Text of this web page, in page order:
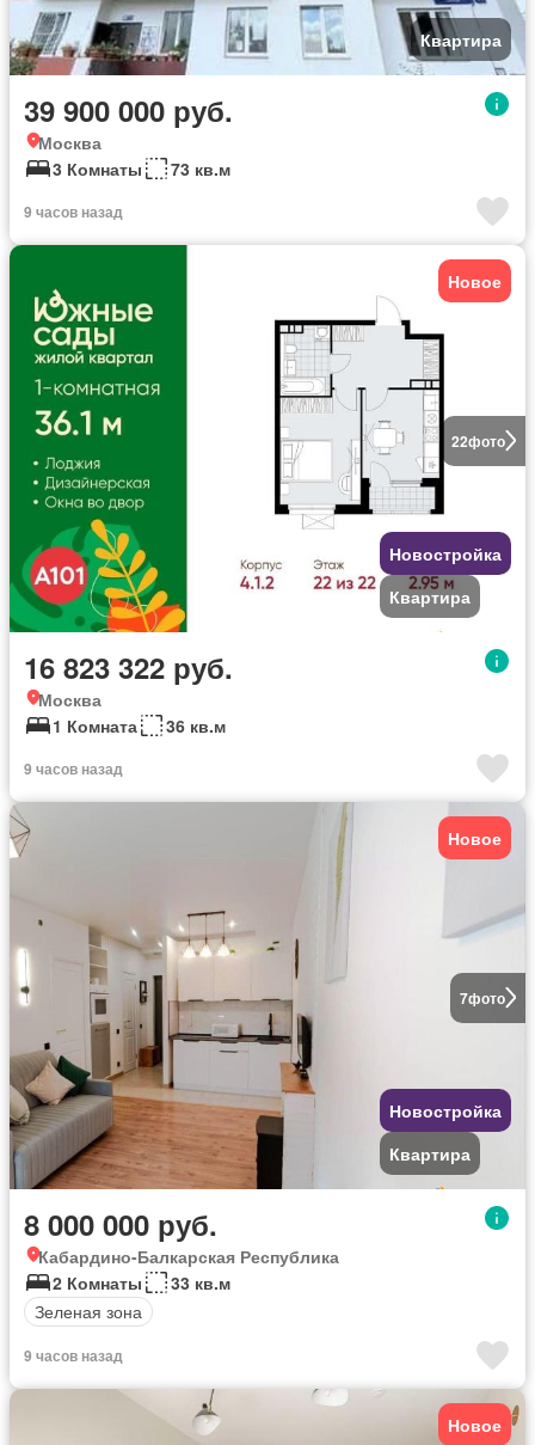
Квартира
39 900 000 руб.
Москва
3 Комнаты
73 кв.м
9 часов назад
22фото
Новое
Новостройка
Квартира
16 823 322 руб.
Москва
1 Комната
36 кв.м
9 часов назад
7фото
Новое
Новостройка
Квартира
8 000 000 руб.
Кабардино-Балкарская Республика
2 Комнаты
33 кв.м
Зеленая зона
9 часов назад
Новое